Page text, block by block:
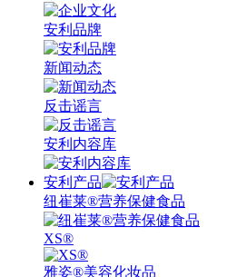
安利品牌
新闻动态
反击谣言
安利内容库
安利产品
纽崔莱®营养保健食品
XS®
雅姿®美容化妆品